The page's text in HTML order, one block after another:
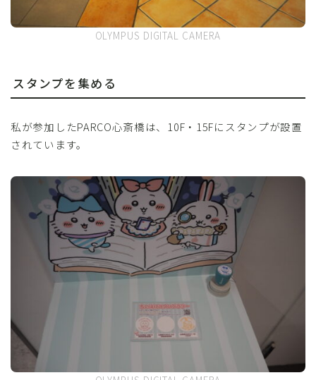
OLYMPUS DIGITAL CAMERA
スタンプを集める
私が参加したPARCO心斎橋は、10F・15Fにスタンプが設置
されています。